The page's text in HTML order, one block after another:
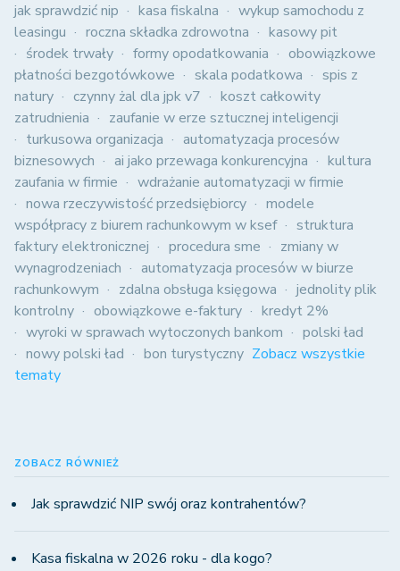
jak sprawdzić nip kasa fiskalna
wykup samochodu z
leasingu
roczna składka zdrowotna
kasowy pit
środek trwały
formy opodatkowania
obowiązkowe
płatności bezgotówkowe
skala podatkowa
spis z
natury
czynny żal dla jpk v7
koszt całkowity
zatrudnienia
zaufanie w erze sztucznej inteligencji
turkusowa organizacja
automatyzacja procesów
biznesowych
ai jako przewaga konkurencyjna
kultura
zaufania w firmie
wdrażanie automatyzacji w firmie
nowa rzeczywistość przedsiębiorcy
modele
współpracy z biurem rachunkowym w ksef
struktura
faktury elektronicznej
procedura sme
zmiany w
wynagrodzeniach
automatyzacja procesów w biurze
rachunkowym
zdalna obsługa księgowa
jednolity plik
kontrolny
obowiązkowe e-faktury
kredyt 2%
wyroki w sprawach wytoczonych bankom
polski ład
nowy polski ład
bon turystyczny Zobacz wszystkie
tematy
ZOBACZ RÓWNIEŻ
Jak sprawdzić NIP swój oraz kontrahentów?
Kasa fiskalna w 2026 roku - dla kogo?